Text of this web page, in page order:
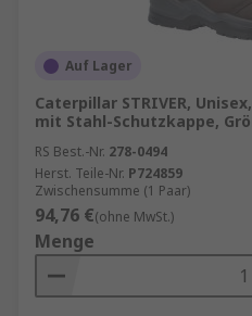
Auf Lager
Caterpillar STRIVER,
mit Stahl-Schutzkappe,
RS Best.-Nr. 278-0494
Herst. Teile-Nr. P724859
Zwischensumme (1 Paar)
94,76 €(ohne MwSt.)
Menge